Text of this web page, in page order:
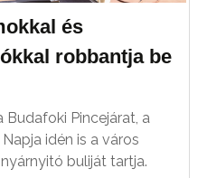
és
robbantja be
Pincejárat, a
idén is a város
buliját tartja.